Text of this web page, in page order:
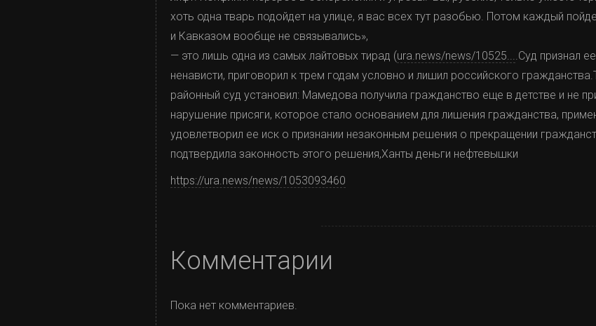
хоть одна тварь подойдет на улице, я вас всех тут разобью. Потом каждый
и Кавказом вообще не связывались»,
— это лишь одна из самых лайтовых тирад (ura.news/news/10525....Суд признал
ненависти, приговорил к трем годам условно и лишил российского
районный суд установил: Мамедова получила гражданство еще в детстве и не
нарушение присяги, которое стало основанием для лишения гражданства,
удовлетворил ее иск о признании незаконным решения о прекращении
подтвердила законность этого решения,Ханты деньги нефтевышки
https://ura.news/news/1053093460
Комментарии
Пока нет комментариев.